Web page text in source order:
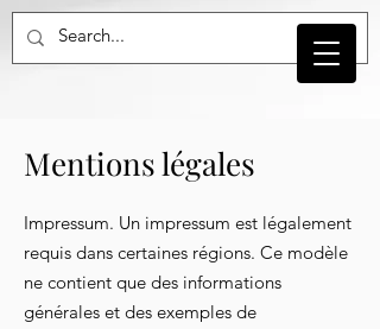
Mentions légales
Impressum. Un impressum est légalement
requis dans certaines régions. Ce modèle
ne contient que des informations
générales et des exemples de